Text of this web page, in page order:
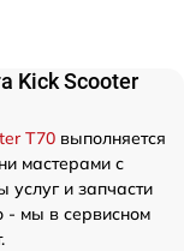
Kick Scooter
T70 выполняется
мастерами с
услуг и запчасти
- мы в сервисном